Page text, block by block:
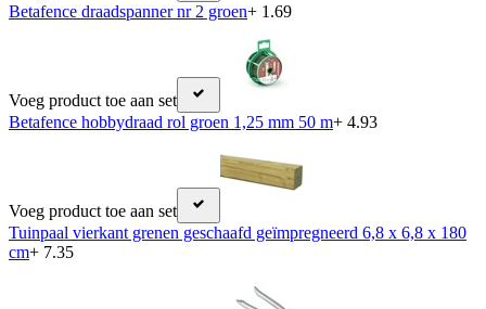
Betafence draadspanner nr 2 groen+ 1.69
Voeg product toe aan set
Betafence hobbydraad rol groen 1,25 mm 50 m+ 4.93
Voeg product toe aan set
Tuinpaal vierkant grenen geschaafd geïmpregneerd 6,8 x 6,8 x 180
cm+ 7.35